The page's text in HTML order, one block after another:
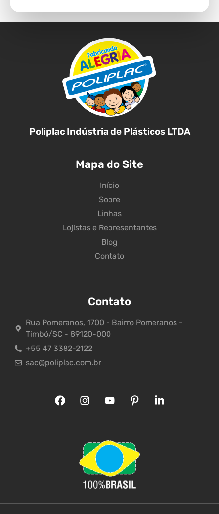
Poliplac Indústria de Plásticos LTDA
Mapa do Site
Início
Sobre
Linhas
Lojistas e Representantes
Blog
Contato
Contato
Rua Pomeranos, 1700 - Bairro Pomeranos -
Timbó/SC - 89120-000
+55 47 3382-2122
sac@poliplac.com.br